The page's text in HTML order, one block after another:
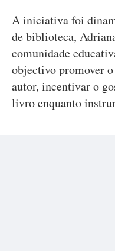
A iniciativa foi
de biblioteca,
comunidade
objectivo promover
autor, incentivar o
livro enquanto